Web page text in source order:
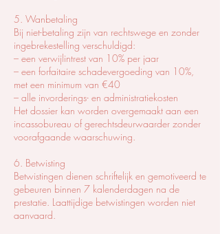
5. Wanbetaling
Bij niet-betaling zijn van rechtswege en zonder
ingebrekestelling verschuldigd:
– een verwijlintrest van 10% per jaar
– een forfaitaire schadevergoeding van 10%,
met een minimum van €40
– alle invorderings- en administratiekosten
Het dossier kan worden overgemaakt aan een
incassobureau of gerechtsdeurwaarder zonder
voorafgaande waarschuwing.
6. Betwisting
Betwistingen dienen schriftelijk en gemotiveerd te
gebeuren binnen 7 kalenderdagen na de
prestatie. Laattijdige betwistingen worden niet
aanvaard.